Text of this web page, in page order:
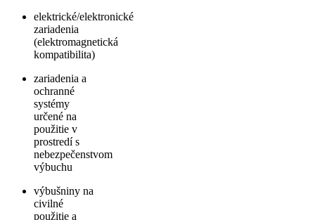
elektrické/elektronické
zariadenia
(elektromagnetická
kompatibilita)
zariadenia a
ochranné
systémy
určené na
použitie v
prostredí s
nebezpečenstvom
výbuchu
výbušniny na
civilné
použitie a